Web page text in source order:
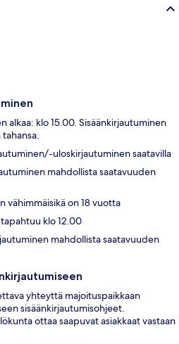
alkaa: klo 15.00. Sisäänkirjautuminen
uloskirjautuminen saatavilla
mahdollista saatavuuden
vähimmäisikä on 18 vuotta
klo 12.00
mahdollista saatavuuden
yhteyttä majoituspaikkaan
sisäänkirjautumisohjeet.
ottaa saapuvat asiakkaat vastaan